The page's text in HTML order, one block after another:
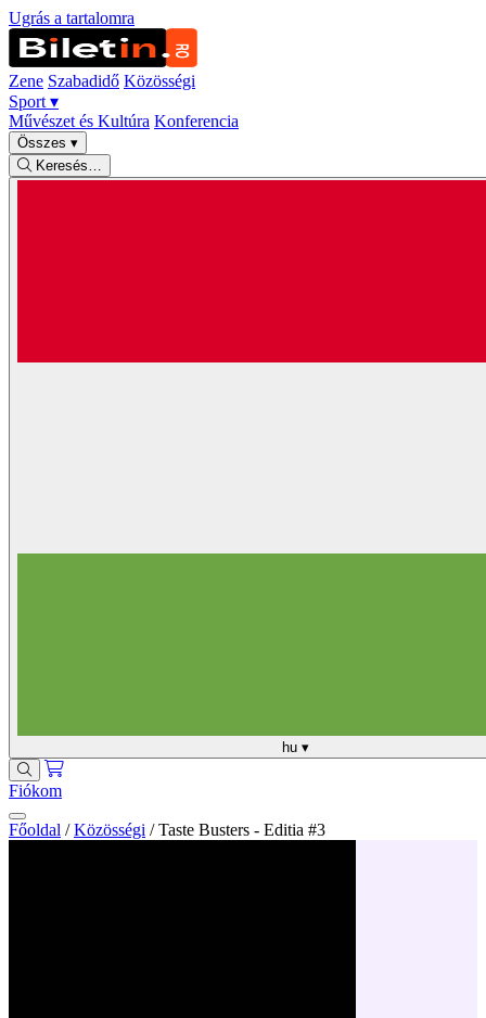
Ugrás a tartalomra
Zene Szabadidő Közösségi
Sport ▾
Művészet és Kultúra Konferencia
Összes ▾
Keresés…
hu ▾
Fiókom
Főoldal / Közösségi / Taste Busters - Editia #3